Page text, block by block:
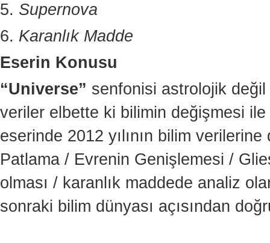
5. Supernova
6. Karanlık Madde
Eserin Konusu
“Universe” senfonisi astrolojik
veriler elbette ki bilimin değişmesi
eserinde 2012 yılının bilim
Patlama / Evrenin Genişlemesi /
olması / karanlık maddede analiz
sonraki bilim dünyası açısından